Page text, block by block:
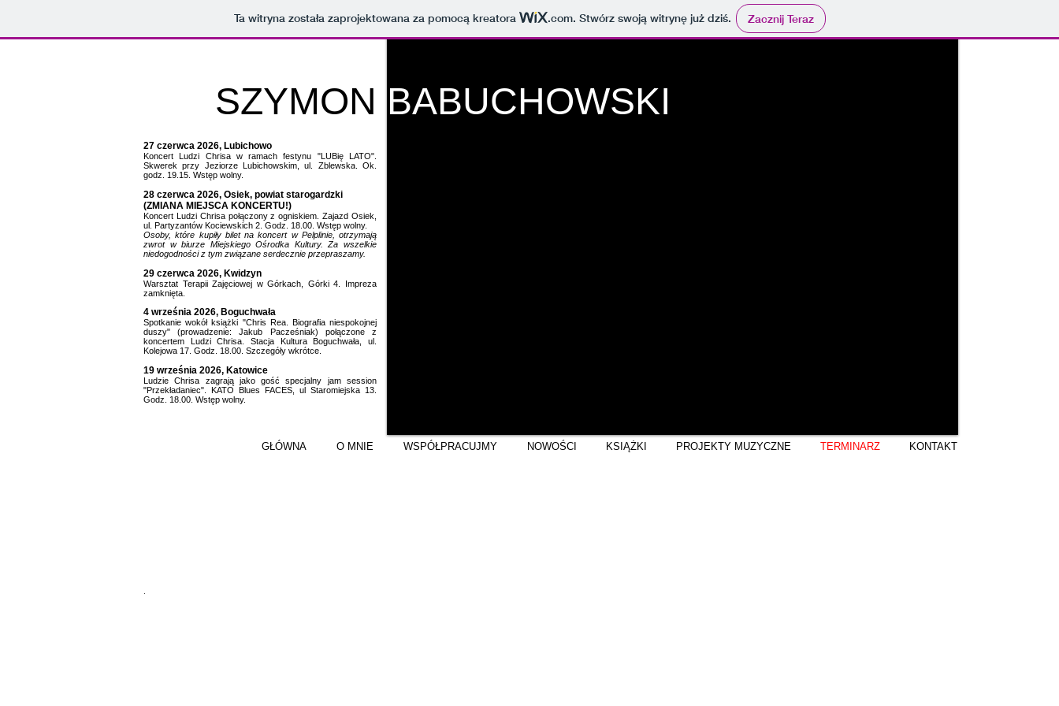
Ta witryna została zaprojektowana za pomocą kreatora .com. Stwórz swoją witrynę już dziś. Zacznij Teraz
SZYMON BABUCHOWSKI
27 czerwca 2026, Lubichowo
Koncert Ludzi Chrisa w ramach festynu "LUBię LATO".
Skwerek przy Jeziorze Lubichowskim, ul. Zblewska. Ok.
godz. 19.15. Wstęp wolny.
28 czerwca 2026, Osiek, powiat starogardzki
(ZMIANA MIEJSCA KONCERTU!)
Koncert Ludzi Chrisa połączony z ogniskiem. Zajazd Osiek,
ul. Partyzantów Kociewskich 2. Godz. 18.00. Wstęp wolny.
Osoby, które kupiły bilet na koncert w Pelplinie, otrzymają
zwrot w biurze Miejskiego Ośrodka Kultury. Za wszelkie
niedogodności z tym związane serdecznie przepraszamy.
29 czerwca 2026, Kwidzyn
Warsztat Terapii Zajęciowej w Górkach, Górki 4. Impreza
zamknięta.
4 września 2026, Boguchwała
Spotkanie wokół książki "Chris Rea. Biografia niespokojnej
duszy" (prowadzenie: Jakub Pacześniak) połączone z
koncertem Ludzi Chrisa. Stacja Kultura Boguchwała, ul.
Kolejowa 17. Godz. 18.00. Szczegóły wkrótce.
19 września 2026, Katowice
Ludzie Chrisa zagrają jako gość specjalny jam session
"Przekładaniec". KATO Blues FACES, ul Staromiejska 13.
Godz. 18.00. Wstęp wolny.
GŁÓWNA O MNIE WSPÓŁPRACUJMY NOWOŚCI KSIĄŻKI PROJEKTY MUZYCZNE TERMINARZ KONTAKT